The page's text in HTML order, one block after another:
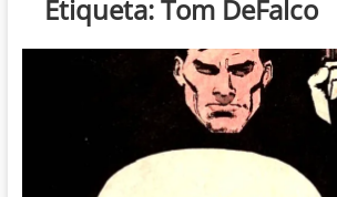
Etiqueta:Tom DeFalco